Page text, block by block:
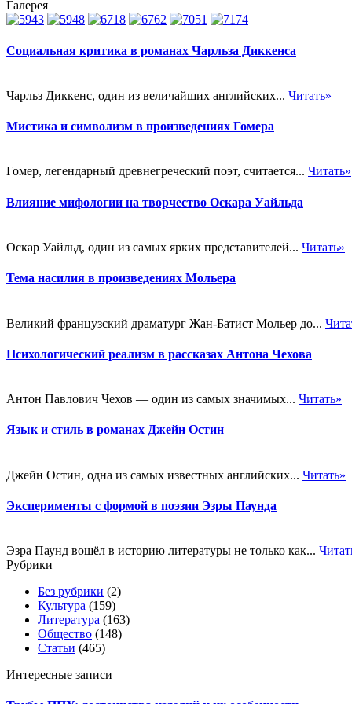
Галерея
Социальная критика в романах Чарльза Диккенса
Чарльз Диккенс, один из величайших английских... Читать»
Мистика и символизм в произведениях Гомера
Гомер, легендарный древнегреческий поэт, считается... Читать»
Влияние мифологии на творчество Оскара Уайльда
Оскар Уайльд, один из самых ярких представителей... Читать»
Тема насилия в произведениях Мольера
Великий французский драматург Жан-Батист Мольер до...
Психологический реализм в рассказах Антона Чехова
Антон Павлович Чехов — один из самых значимых... Читать»
Язык и стиль в романах Джейн Остин
Джейн Остин, одна из самых известных английских... Читать»
Эксперименты с формой в поэзии Эзры Паунда
Эзра Паунд вошёл в историю литературы не только как...
Рубрики
Без рубрики (2)
Культура (159)
Литература (163)
Общество (148)
Статьи (465)
Интересные записи